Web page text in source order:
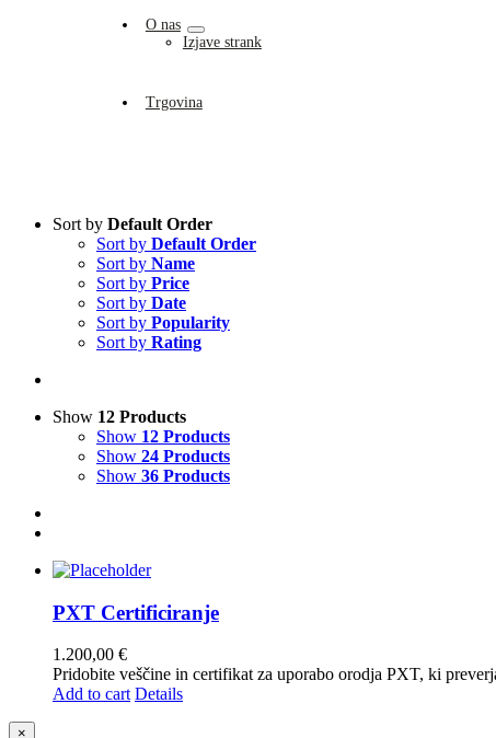
O nas
Izjave strank
Trgovina
Sort by Default Order
Sort by Default Order
Sort by Name
Sort by Price
Sort by Date
Sort by Popularity
Sort by Rating
Show 12 Products
Show 12 Products
Show 24 Products
Show 36 Products
PXT Certificiranje
1.200,00 €
Pridobite veščine in certifikat za uporabo orodja PXT, ki
Add to cart Details
Close
×